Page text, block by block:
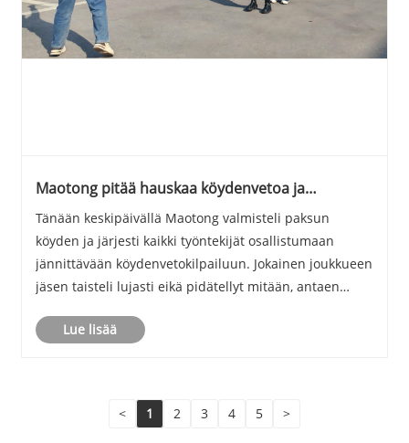
Maotong pitää hauskaa köydenvetoa ja
Tänään keskipäivällä Maotong valmisteli paksun
köyden ja järjesti kaikki työntekijät osallistumaan
jännittävään köydenvetokilpailuun. Jokainen joukkueen
jäsen taisteli lujasti eikä pidätellyt mitään, antaen
halunnut päästää.
Lue lisää
< 1 2 3 4 5 >